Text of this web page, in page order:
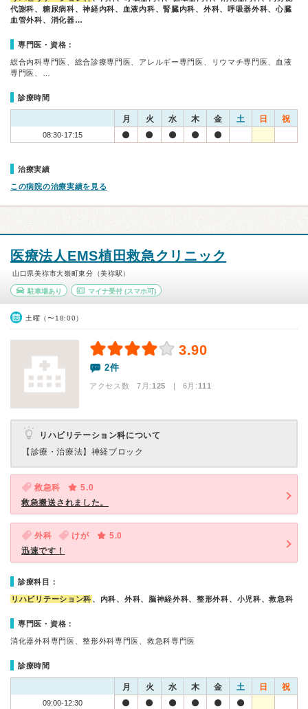
代謝科、糖尿病科、神経内科、血液内科、腎臓内科、外科、呼吸器外科、心臓
血管外科、消化器…
専門医・資格：
総合内科専門医、総合診療専門医、アレルギー専門医、リウマチ専門医、血液
専門医、…
診療時間
月 火 水 木 金 土 日 祝
08:30-17:15
治療実績
この病院の治療実績を見る
医療法人EMS植田救急クリニック
山口県美祢市大嶺町東分（美祢駅）
駐車場あり マイナ受付(スマホ可)
土曜（〜18:00）
3.90
2件
アクセス数 7月:125 | 6月:111
リハビリテーション科について
【診療・治療法】 神経ブロック
救急科
5.0
救急搬送されました。
外科 けが
5.0
迅速です！
診療科目：
リハビリテーション科 、内科、外科、脳神経外科、整形外科、小児科、救急科
専門医・資格：
消化器外科専門医、整形外科専門医、救急科専門医
診療時間
月 火 水 木 金 土 日 祝
09:00-12:30